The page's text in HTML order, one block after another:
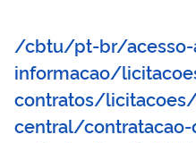
/cbtu/pt-br/acesso-
informacao/
contratos/
central/